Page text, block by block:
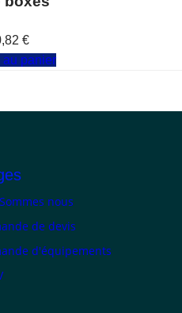
€
au panier
nous
de devis
d'équipements